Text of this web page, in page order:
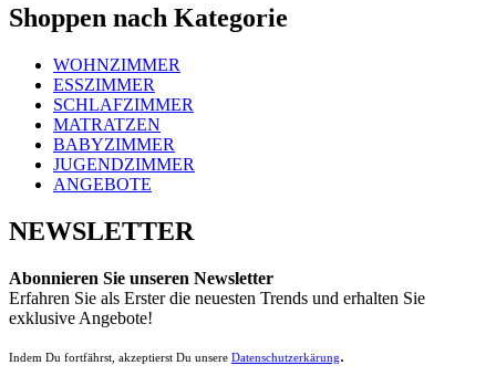
Shoppen nach Kategorie
WOHNZIMMER
ESSZIMMER
SCHLAFZIMMER
MATRATZEN
BABYZIMMER
JUGENDZIMMER
ANGEBOTE
NEWSLETTER
Abonnieren Sie unseren Newsletter
Erfahren Sie als Erster die neuesten Trends und erhalten Sie
exklusive Angebote!
Indem Du fortfährst, akzeptierst Du unsere Datenschutzerkärung.